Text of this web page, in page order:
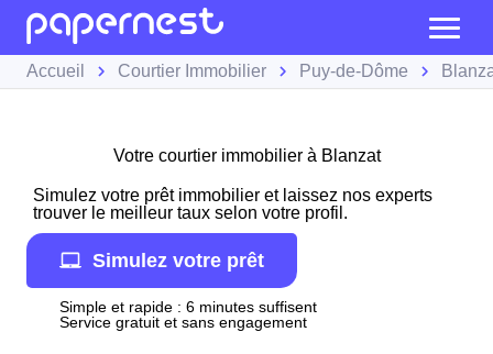
Accueil Courtier Immobilier Puy-de-Dôme
Votre courtier immobilier à Blanzat
Simulez votre prêt immobilier et laissez nos experts
trouver le meilleur taux selon votre profil.
Simulez votre prêt
Simple et rapide : 6 minutes suffisent
Service gratuit et sans engagement